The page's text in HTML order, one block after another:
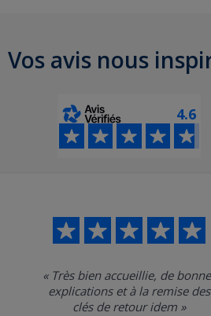
Vos avis nous
4.6
« Très bien accueillie, de
explications et à la remise des
clés de retour idem »